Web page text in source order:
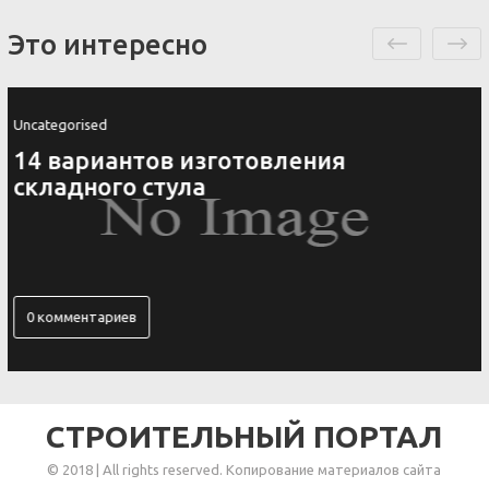
Это интересно
Uncategorised
14 вариантов изготовления
складного стула
0 комментариев
СТРОИТЕЛЬНЫЙ ПОРТАЛ
© 2018 | All rights reserved. Копирование материалов сайта